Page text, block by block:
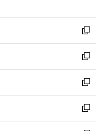
開
く
ウ
で
開
く
ン
ド
ウ
で
開
く
ウ
ィ
ン
ド
ウ
で
開
く
新
し
い
ウ
ィ
ン
ド
ウ
新
し
い
ウ
ィ
ン
新
し
い
ウ
新
し